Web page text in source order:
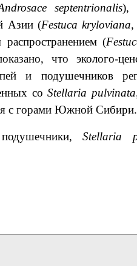
septentrionalis),
Азии (Festuca
(
что эколого-
и подушечников
соStellaria pulvinata
с горами Южной Сибири.
Stellaria